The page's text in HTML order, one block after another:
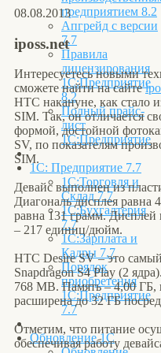
предприятием 8.2
Апгрейд с версии
7.7
Правила
лицензирования
1С:Предприятие
8.2
Полный прайс-
лист
1С:Предприятие
1С: Предприятие 7.7
1С:Торговля и
Склад 7.7
1С:Бухгалтерия
7.7
1С:Зарплата и
Кадры 7.7
Порядок
приобретения
1С:Предприятие
7.7
Обновление 1С
08.08.2013
iposs.net
Интересуетесь новыми
сможете найти на сайте
HTC накануне, как стало
SIM. Так, он отличается
формой, достойной
SV, по показателям
SIM.
Девайс выполнен из
Диагональ дисплея равна
равна 131 грамм. Дисплей
– 217 единиц/дюйм.
HTC Desire SV – это
Snapdragon S4 Play (2
768 MB. Память – 4,00 ГБ,
расширена до 32 ГБ
Отметим, что питание
обеспечивая работу